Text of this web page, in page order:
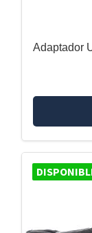
Adaptador